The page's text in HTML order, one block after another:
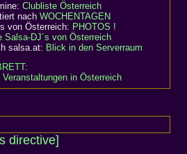
Clubliste Österreich
nach WOCHENTAGEN
von Österreich: PHOTOS !
Salsa-DJ´s von Österreich
salsa.at: Blick in den Serverraum
Veranstaltungen in Österreich
directive]